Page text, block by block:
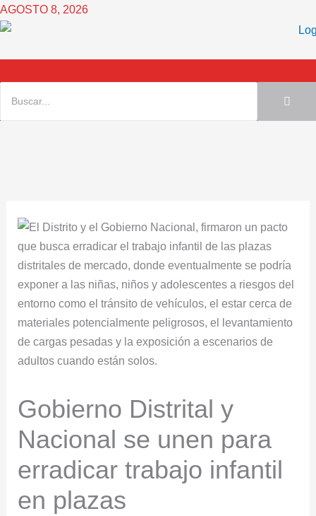
Ir
al
AGOSTO 8, 2026
Gobierno Distrital y
Nacional se unen para
erradicar trabajo infantil
en plazas